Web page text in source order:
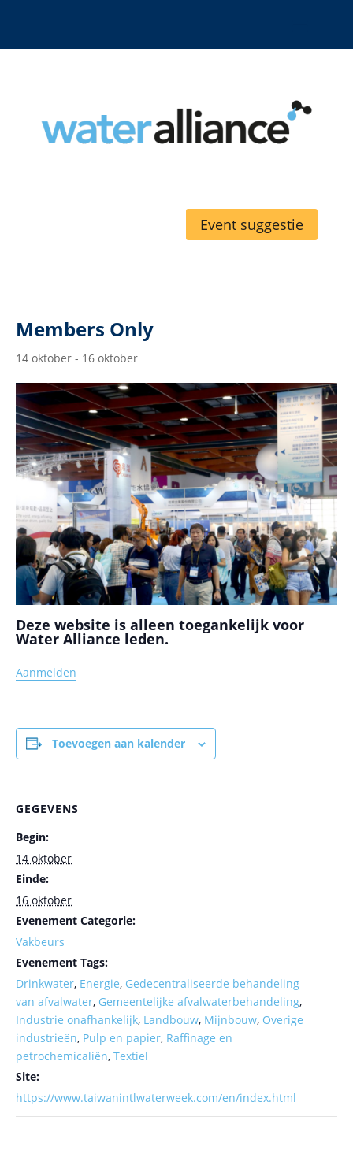
Event suggestie
Members Only
14 oktober - 16 oktober
Deze website is alleen toegankelijk voor
Water Alliance leden.
Aanmelden
Toevoegen aan kalender
GEGEVENS
Begin:
14 oktober
Einde:
16 oktober
Evenement Categorie:
Vakbeurs
Evenement Tags:
Drinkwater, Energie, Gedecentraliseerde behandeling
van afvalwater, Gemeentelijke afvalwaterbehandeling,
Industrie onafhankelijk, Landbouw, Mijnbouw, Overige
industrieën, Pulp en papier, Raffinage en
petrochemicaliën, Textiel
Site:
https://www.taiwanintlwaterweek.com/en/index.html